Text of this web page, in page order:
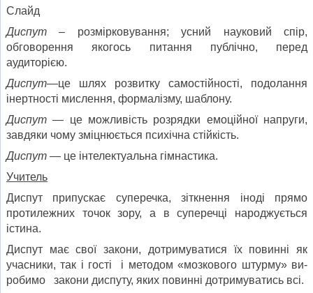
Слайд
Диспут
– розмірковування; усний науковий спір,
обговорення якогось питання публічно, перед
аудиторією.
Диспут—це шлях розвитку самостій­ності, подолання
інертності мислен­ня, формалізму, шаблону.
Диспут — це можливість розрядки емоційної напруги,
завдяки чому зміц­нюється психічна стійкість.
Диспут — це інтелектуальна гімнас­тика.
Учитель
Диспут припускає суперечка, зіткнення іноді прямо
протилежних точок зору, а в суперечці народжується
істина.
Диспут має свої закони, дотримуватися їх повинні як
учасники, так і гості і методом «мозкового штурму» ви­
робимо закони диспуту, яких повин­ні дотримуватись всі.